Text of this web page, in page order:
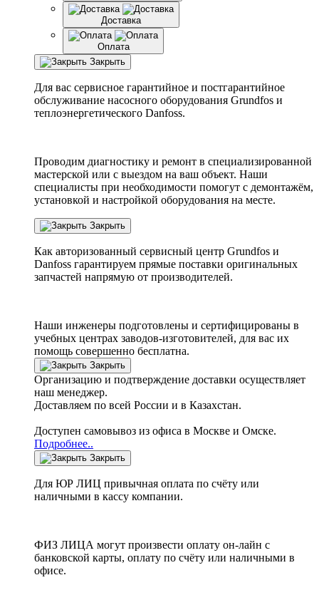
Доставка
Оплата
Закрыть
Для вас сервисное гарантийное и постгарантийное
обслуживание насосного оборудования Grundfos и
теплоэнергетического Danfoss.
Проводим диагностику и ремонт в специализированной
мастерской или с выездом на ваш объект. Наши
специалисты при необходимости помогут с демонтажём,
установкой и настройкой оборудования на месте.
Закрыть
Как авторизованный сервисный центр Grundfos и
Danfoss гарантируем прямые поставки оригинальных
запчастей напрямую от производителей.
Наши инженеры подготовлены и сертифицированы в
учебных центрах заводов-изготовителей, для вас их
помощь совершенно бесплатна.
Закрыть
Организацию и подтверждение доставки осуществляет
наш менеджер.
Доставляем по всей России и в Казахстан.
Доступен самовывоз из офиса в Москве и Омске.
Подробнее..
Закрыть
Для ЮР ЛИЦ привычная оплата по счёту или
наличными в кассу компании.
ФИЗ ЛИЦА могут произвести оплату он-лайн с
банковской карты, оплату по счёту или наличными в
офисе.